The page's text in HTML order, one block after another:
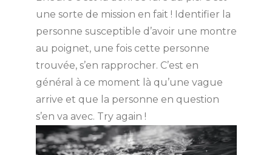
une sorte de mission en fait ! Identifier la
personne susceptible d’avoir une montre
au poignet, une fois cette personne
trouvée, s’en rapprocher. C’est en
général à ce moment là qu’une vague
arrive et que la personne en question
s’en va avec. Try again !